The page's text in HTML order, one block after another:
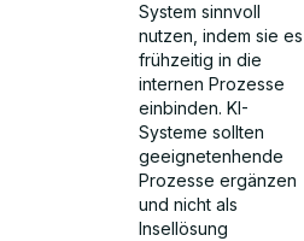
System sinnvoll
nutzen, indem sie es
frühzeitig in die
internen Prozesse
einbinden. KI-
Systeme sollten
geeignetenhende
Prozesse ergänzen
und nicht als
Insellösung